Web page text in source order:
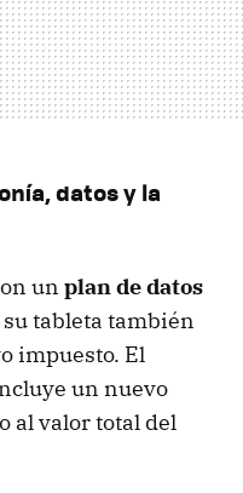
datos y la
un plan de datos
su tableta también
impuesto. El
un nuevo
al valor total del